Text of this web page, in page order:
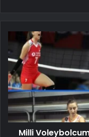
Milli